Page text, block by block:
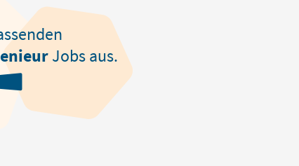
Jobs aus.